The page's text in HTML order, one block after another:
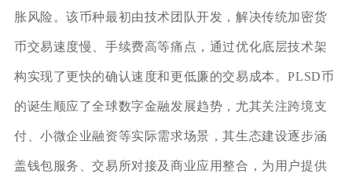
胀风险。该币种最初由技术团队开发，解决传统加密货
币交易速度慢、手续费高等痛点，通过优化底层技术架
构实现了更快的确认速度和更低廉的交易成本。PLSD币
的诞生顺应了全球数字金融发展趋势，尤其关注跨境支
付、小微企业融资等实际需求场景，其生态建设逐步涵
盖钱包服务、交易所对接及商业应用整合，为用户提供